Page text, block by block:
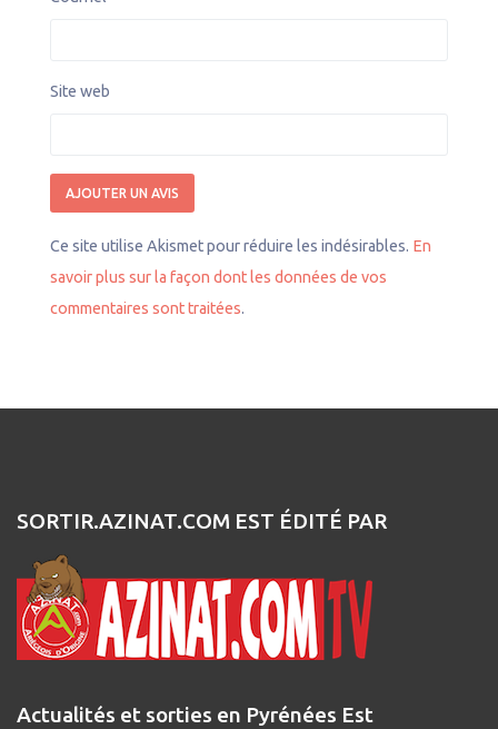
Site web
Ce site utilise Akismet pour réduire les indésirables. En
savoir plus sur la façon dont les données de vos
commentaires sont traitées.
SORTIR.AZINAT.COM EST ÉDITÉ PAR
Actualités et sorties en Pyrénées Est